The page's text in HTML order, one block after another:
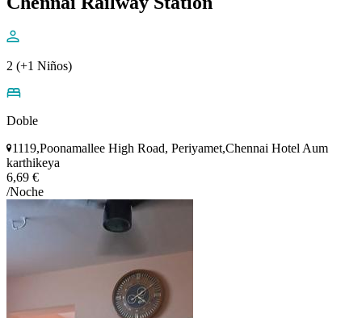
2 (+1 Niños)
Doble
1119,Poonamallee High Road, Periyamet,Chennai Hotel Aum
karthikeya
6,69 €
/Noche